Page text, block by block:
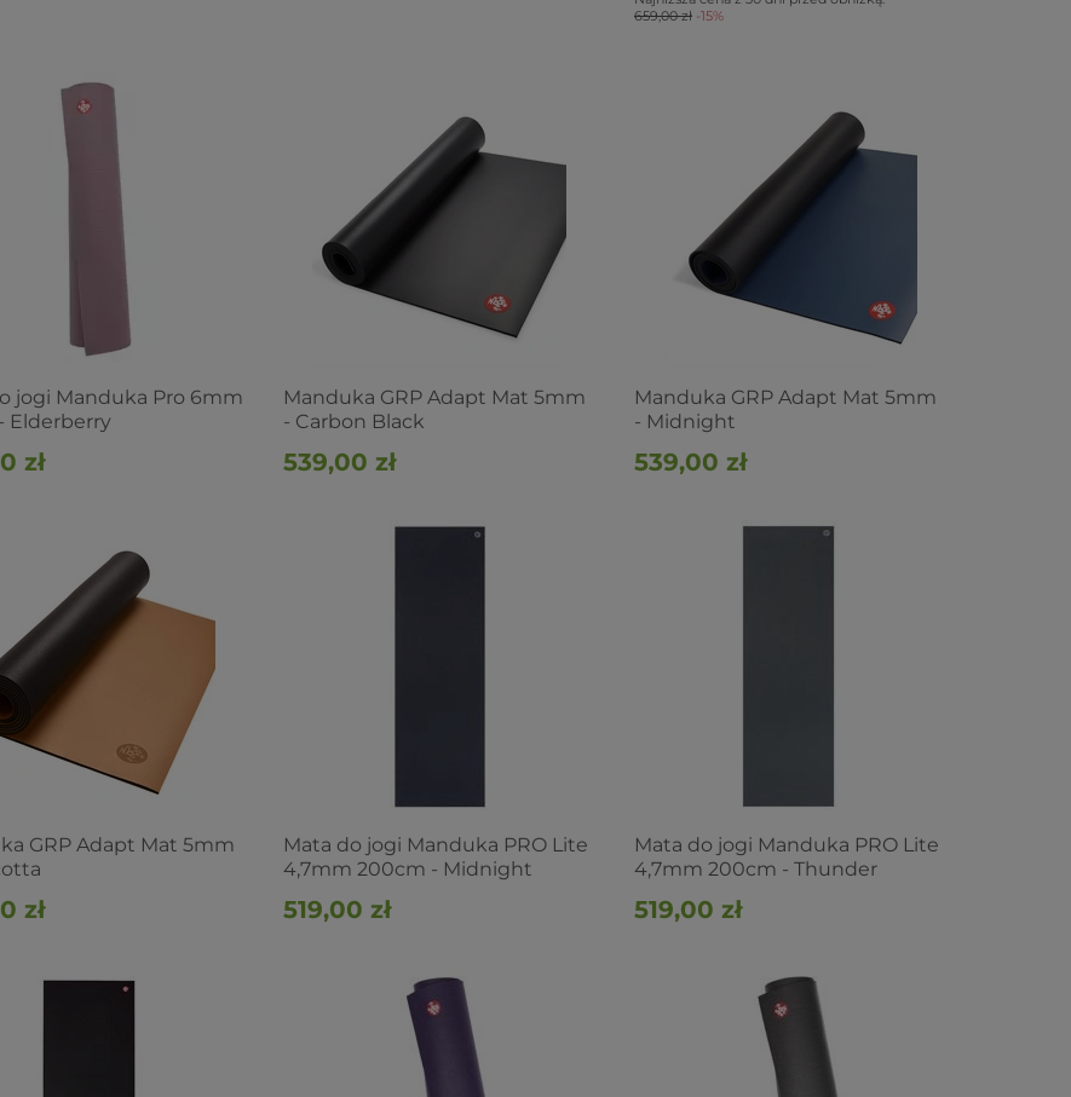
659,00 zł -15%
jogi Manduka Pro 6mm
Elderberry
zł
Manduka GRP Adapt Mat 5mm
- Carbon Black
539,00 zł
Manduka GRP Adapt Mat 5mm
- Midnight
539,00 zł
GRP Adapt Mat 5mm
zł
Mata do jogi Manduka PRO Lite
4,7mm 200cm - Midnight
519,00 zł
Mata do jogi Manduka PRO Lite
4,7mm 200cm - Thunder
519,00 zł